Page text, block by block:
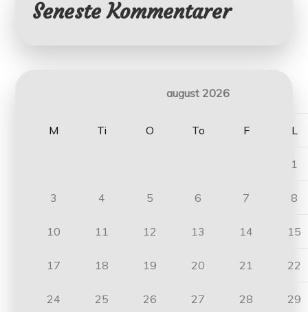
Seneste Kommentarer
august 2026
M Ti O To F L
1
3 4 5 6 7 8
10 11 12 13 14 15
17 18 19 20 21 22
24 25 26 27 28 29